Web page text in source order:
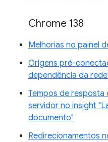
Chrome 138
Melhorias no painel
Origens pré-
dependência da
Tempos de
servidor no insight
documento"
Redirecionamentos